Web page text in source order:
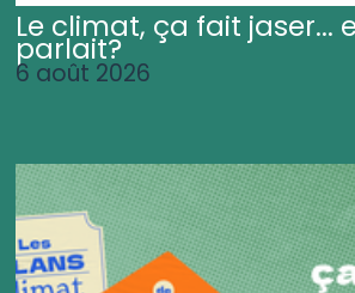
Le climat, ça fait jaser...
parlait?
6 août 2026